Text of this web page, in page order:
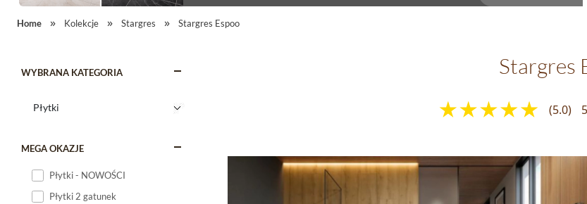
Home Kolekcje Stargres Stargres Espoo
WYBRANA KATEGORIA
MEGA OKAZJE
Płytki - NOWOŚCI
Płytki 2 gatunek
Stargres
(5.0)